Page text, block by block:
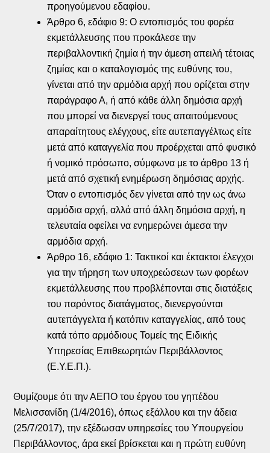
προηγούμενου εδαφίου.
Άρθρο 6, εδάφιο 9: Ο εντοπισμός του φορέα
εκμετάλλευσης που προκάλεσε την
περιβαλλοντική ζημία ή την άμεση απειλή τέτοιας
ζημίας και ο καταλογισμός της ευθύνης του,
γίνεται από την αρμόδια αρχή που ορίζεται στην
παράγραφο Α, ή από κάθε άλλη δημόσια αρχή
που μπορεί να διενεργεί τους απαιτούμενους
απαραίτητους ελέγχους, είτε αυτεπαγγέλτως είτε
μετά από καταγγελία που προέρχεται από φυσικό
ή νομικό πρόσωπο, σύμφωνα με το άρθρο 13 ή
μετά από σχετική ενημέρωση δημόσιας αρχής.
Όταν ο εντοπισμός δεν γίνεται από την ως άνω
αρμόδια αρχή, αλλά από άλλη δημόσια αρχή, η
τελευταία οφείλει να ενημερώνει άμεσα την
αρμόδια αρχή.
Άρθρο 16, εδάφιο 1: Τακτικοί και έκτακτοι έλεγχοι
για την τήρηση των υποχρεώσεων των φορέων
εκμετάλλευσης που προβλέπονται στις διατάξεις
του παρόντος διατάγματος, διενεργούνται
αυτεπάγγελτα ή κατόπιν καταγγελίας, από τους
κατά τόπο αρμόδιους Τομείς της Ειδικής
Υπηρεσίας Επιθεωρητών Περιβάλλοντος
(Ε.Υ.Ε.Π.).
Θυμίζουμε ότι την ΑΕΠΟ του έργου του γηπέδου
Μελισσανίδη (1/4/2016), όπως εξάλλου και την άδεια
(25/7/2017), την εξέδωσαν υπηρεσίες του Υπουργείου
Περιβάλλοντος, άρα εκεί βρίσκεται και η πρώτη ευθύνη